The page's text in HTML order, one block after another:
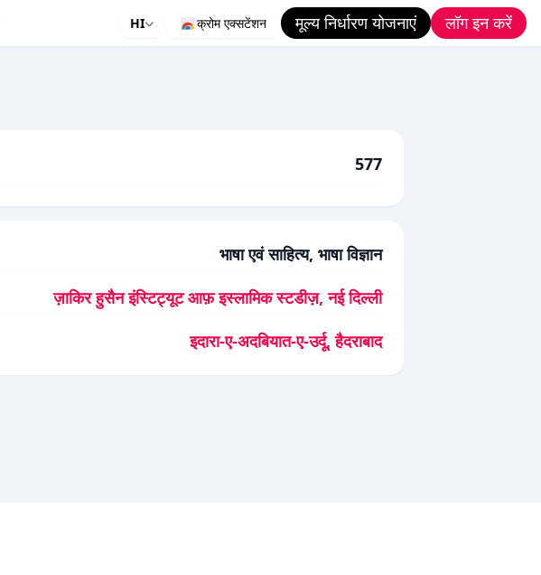
HI क्रोम एक्सटेंशन मूल्य निर्धारण योजनाएं लॉग इन करें
577
भाषा एवं साहित्य, भाषा विज्ञान
ज़ाकिर हुसैन इंस्टिट्यूट आफ़ इस्लामिक स्टडीज़, नई दिल्ली
इदारा-ए-अदबियात-ए-उर्दू, हैदराबाद